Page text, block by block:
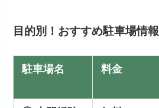
目的別！おすすめ駐車場情報
駐車場名 料金